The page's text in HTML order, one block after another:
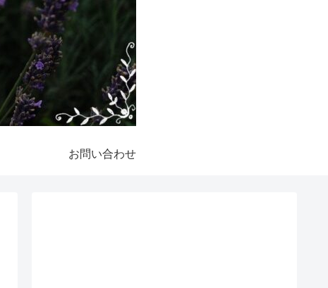
お問い合わせ